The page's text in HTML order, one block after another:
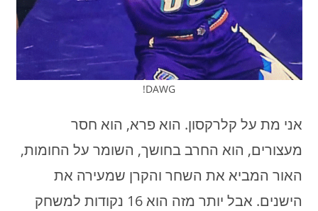
DAWG!
אני מת על קלרקסון. הוא פרא, הוא חסר
מעצורים, הוא החרב בחושך, השומר על החומות,
האור המביא את השחר והקרן שמעירה את
הישנים. אבל יותר מזה הוא 16 נקודות למשחק